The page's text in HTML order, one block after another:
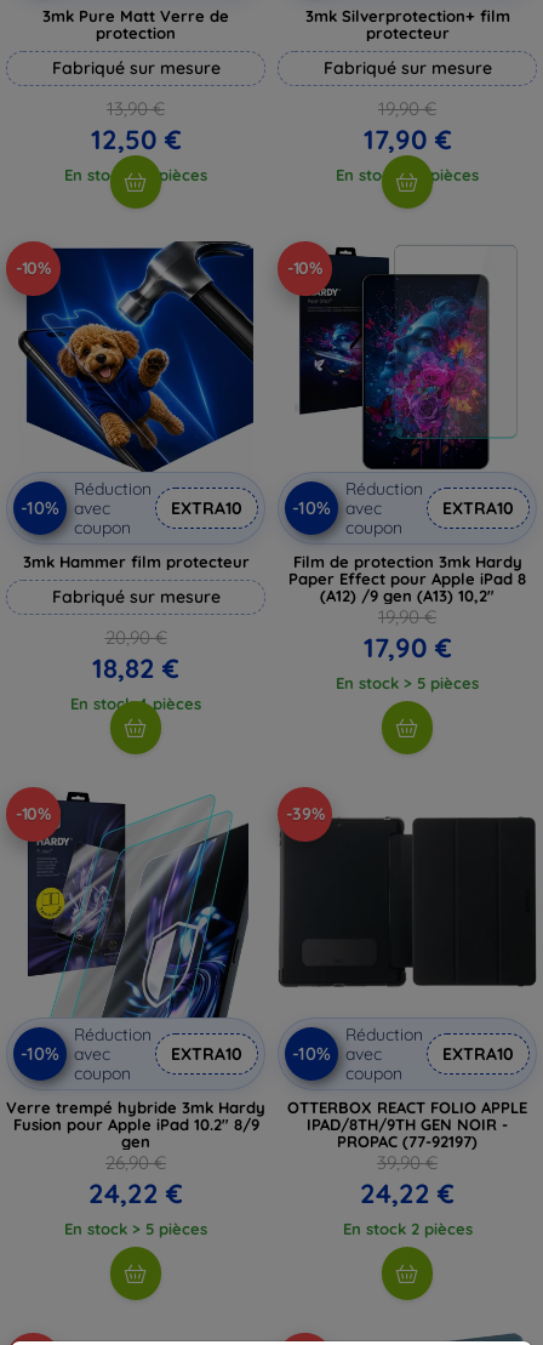
3mk Pure Matt Verre de
protection
Fabriqué sur mesure
13,90 €
12,50 €
En stock > 5 pièces
3mk Silverprotection+ film
protecteur
Fabriqué sur mesure
19,90 €
17,90 €
En stock > 5 pièces
-10%
-10%
Réduction
avec
coupon
EXTRA10
3mk Hammer film protecteur
Fabriqué sur mesure
20,90 €
18,82 €
En stock 4 pièces
-10%
-10%
Réduction
avec
coupon
EXTRA10
Film de protection 3mk Hardy
Paper Effect pour Apple iPad 8
(A12) /9 gen (A13) 10,2"
19,90 €
17,90 €
En stock > 5 pièces
-10%
-10%
Réduction
avec
coupon
EXTRA10
Verre trempé hybride 3mk Hardy
Fusion pour Apple iPad 10.2" 8/9
gen
26,90 €
24,22 €
En stock > 5 pièces
-39%
-10%
Réduction
avec
coupon
EXTRA10
OTTERBOX REACT FOLIO APPLE
IPAD/8TH/9TH GEN NOIR -
PROPAC (77-92197)
39,90 €
24,22 €
En stock 2 pièces